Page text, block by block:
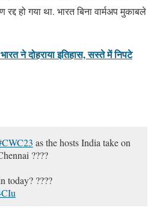
हो गया था. भारत बिना वार्मअप मुकाबले
ने दोहराया इतिहास, सस्ते में निपटे
as the hosts India take on
????
today? ????